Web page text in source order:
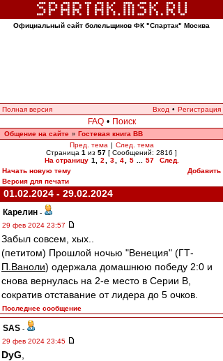
Официальный сайт болельщиков ФК "Спартак" Москва
Полная версия Вход • Регистрация
FAQ • Поиск
Общение на сайте » Гостевая книга ВВ
Пред. тема | След. тема
Страница 1 из 57 [ Сообщений: 2816 ]
На страницу 1 2 3 4 5 57
След.
Начать новую тему
Добавить
Версия для печати
01.02.2024 - 29.02.2024
Карелин -
29 фев 2024 23:57
Забыл совсем, хых..
(петитом) Прошлой ночью "Венеция" (ГТ-
П.Ваноли) одержала домашнюю победу 2:0 и
снова вернулась на 2-е место в Серии В,
сократив отставание от лидера до 5 очков.
Последнее сообщение
SAS -
29 фев 2024 23:45
DyG